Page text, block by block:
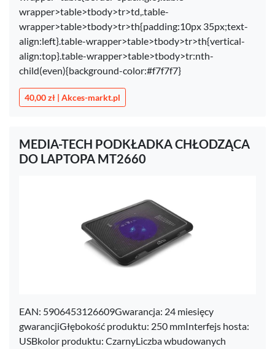
wrapper>table>tbody>tr>td,.table-
wrapper>table>tbody>tr>th{padding:10px 35px;text-
align:left}.table-wrapper>table>tbody>tr>th{vertical-
align:top}.table-wrapper>table>tbody>tr:nth-
child(even){background-color:#f7f7f7}
40,00 zł | Akces-markt.pl
MEDIA-TECH PODKŁADKA CHŁODZĄCA
DO LAPTOPA MT2660
EAN: 5906453126609Gwarancja: 24 miesięcy
gwarancjiGłębokość produktu: 250 mmInterfejs hosta:
USBkolor produktu: CzarnyLiczba wbudowanych